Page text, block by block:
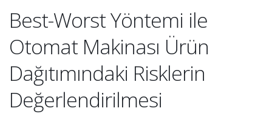
Best-Worst Yöntemi ile
Otomat Makinası Ürün
Dağıtımındaki Risklerin
Değerlendirilmesi